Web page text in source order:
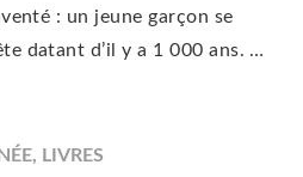
: un jeune garçon se
datant d’il y a 1 000 ans. …
, LIVRES